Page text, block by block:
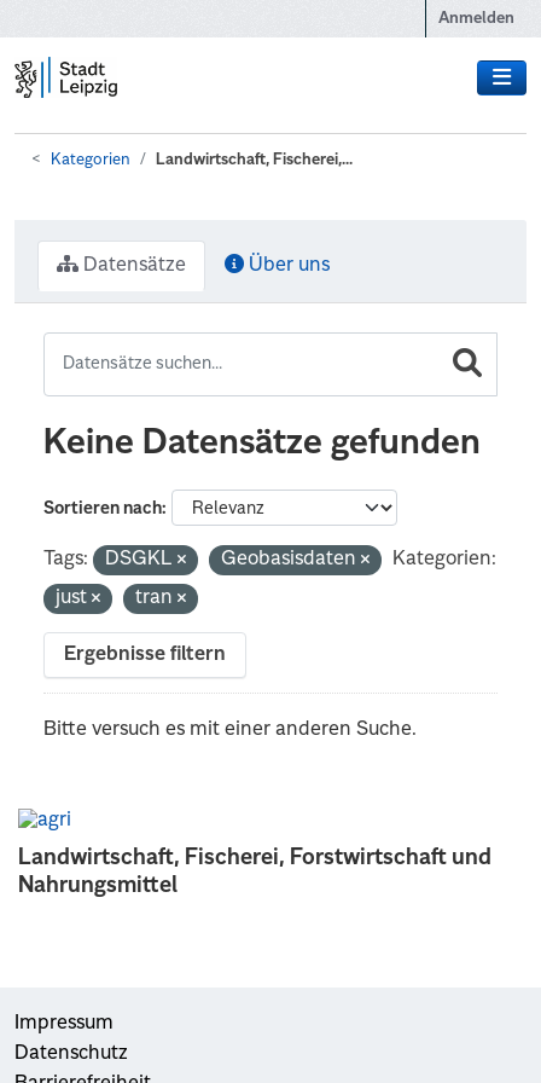
Anmelden
Kategorien Landwirtschaft, Fischerei,...
Landwirtschaft, Fischerei, Forstwirtschaft und
Nahrungsmittel
Datensätze Über uns
Keine Datensätze gefunden
Sortieren nach
Tags: DSGKL Geobasisdaten
Kategorien:
just
tran
Ergebnisse filtern
Bitte versuch es mit einer anderen Suche.
Impressum
Datenschutz